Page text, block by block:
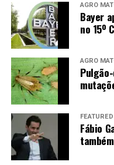
Hospital
Hospital Regional
Hospital
AGRO
Bayer
no 15º
AGRO
FEATURED
Fábio